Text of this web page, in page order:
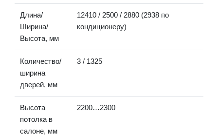
Длина/
Ширина/
Высота, мм
12410 / 2500 / 2880 (2938 по
кондиционеру)
Количество/
ширина
дверей, мм
3 / 1325
Высота
потолка в
салоне, мм
2200…2300